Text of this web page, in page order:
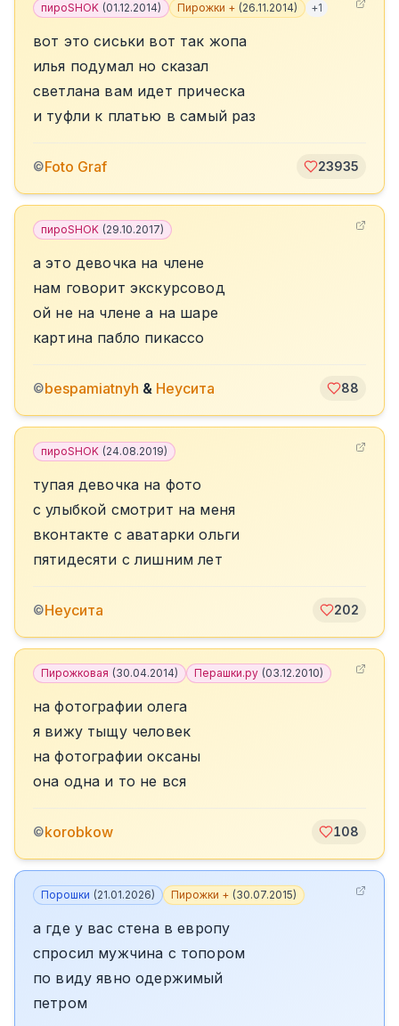
пироSHOK (01.12.2014) Пирожки + (26.11.2014) +1
вот это сиськи вот так жопа
илья подумал но сказал
светлана вам идет прическа
и туфли к платью в самый раз
©Foto Graf 23935
пироSHOK (29.10.2017)
а это девочка на члене
нам говорит экскурсовод
ой не на члене а на шаре
картина пабло пикассо
©bespamiatnyh & Неусита 88
пироSHOK (24.08.2019)
тупая девочка на фото
с улыбкой смотрит на меня
вконтакте с аватарки ольги
пятидесяти с лишним лет
©Неусита 202
Пирожковая (30.04.2014) Перашки.ру (03.12.2010)
на фотографии олега
я вижу тыщу человек
на фотографии оксаны
она одна и то не вся
©korobkow 108
Порошки (21.01.2026) Пирожки + (30.07.2015)
а где у вас стена в европу
спросил мужчина с топором
по виду явно одержимый
петром